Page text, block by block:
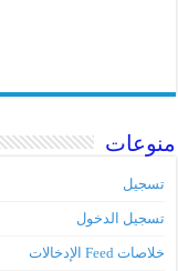
منوعات
تسجيل
تسجيل الدخول
خلاصات Feed الإدخالات